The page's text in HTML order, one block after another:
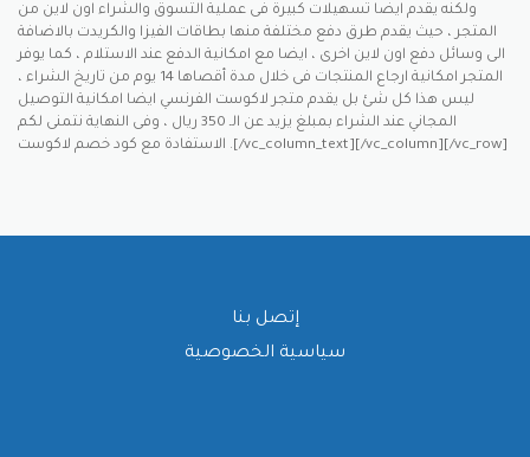
ولكنه يقدم ايضا تسهيلات كبيرة فى عملية التسوق والشراء اون لاين من
المتجر ، حيث يقدم طرق دفع مختلفة منها بطاقات الفيزا والكريدت بالاضافة
الى وسائل دفع اون لاين اخرى ، ايضا مع امكانية الدفع عند الاستلام ، كما يوفر
المتجر امكانية ارجاع المنتجات فى خلال مدة أقصاها 14 يوم من تاريخ الشراء ،
ليس هذا كل شئ بل يقدم متجر لاكوست الفرنسي ايضا امكانية التوصيل
المجاني عند الشراء بمبلغ يزيد عن الـ 350 ريال ، وفى النهاية نتمنى لكم
الاستفادة مع كود خصم لاكوست .[/vc_column_text][/vc_column][/vc_row]
إتصل بنا
سياسية الخصوصية